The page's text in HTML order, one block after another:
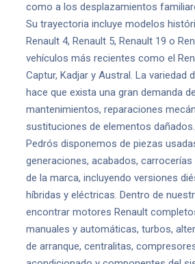
como a los desplazamientos
Su trayectoria incluye modelos
Renault 4, Renault 5, Renault 19 o
vehículos más recientes como el
Captur, Kadjar y Austral. La variedad
hace que exista una gran demanda
mantenimientos, reparaciones
sustituciones de elementos
Pedrós disponemos de piezas
generaciones, acabados,
de la marca, incluyendo versiones
híbridas y eléctricas. Dentro de
encontrar motores Renault
manuales y automáticas, turbos,
de arranque, centralitas,